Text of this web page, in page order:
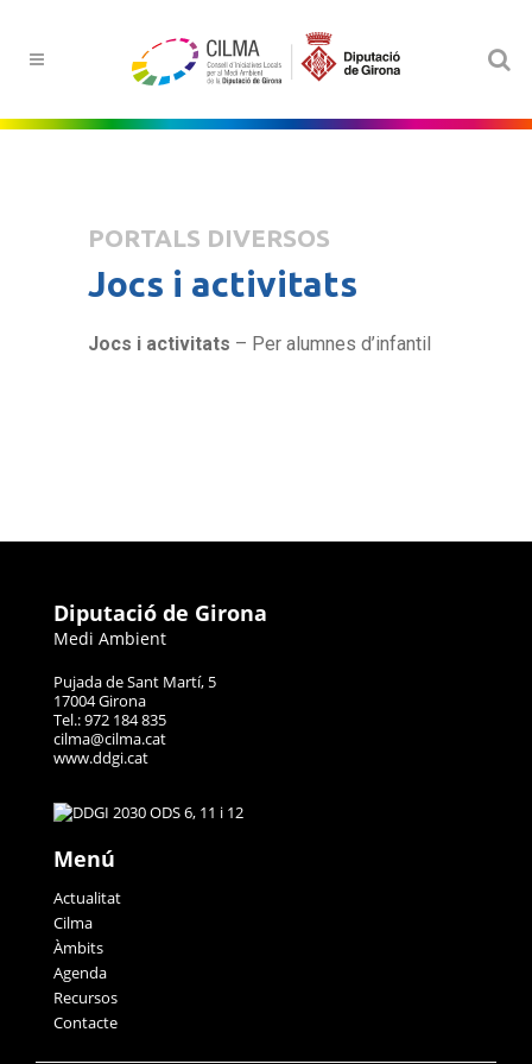
PORTALS DIVERSOS
Jocs i activitats
Jocs i activitats – Per alumnes d’infantil
Diputació de Girona
Medi Ambient
Pujada de Sant Martí, 5
17004 Girona
Tel.: 972 184 835
cilma@cilma.cat
www.ddgi.cat
Menú
Actualitat
Cilma
Àmbits
Agenda
Recursos
Contacte